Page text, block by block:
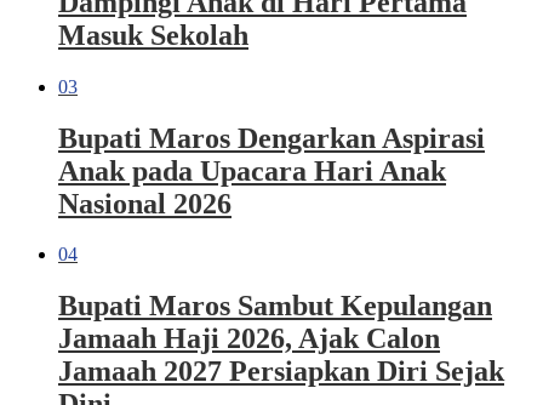
Masuk Sekolah
03
Bupati Maros Dengarkan Aspirasi
Anak pada Upacara Hari Anak
Nasional 2026
04
Bupati Maros Sambut Kepulangan
Jamaah Haji 2026, Ajak Calon
Jamaah 2027 Persiapkan Diri Sejak